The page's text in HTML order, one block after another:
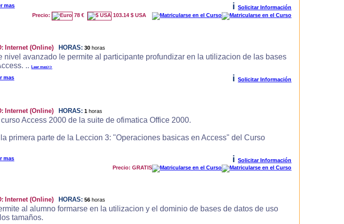
mas i
Solicitar Información
Precio:
78 € 103.14 $ USA
Internet (Online) HORAS: 30 horas
nivel avanzado le permite al participante profundizar en la utilizacion de las bases
..Leer mas>>
mas i Solicitar Información
Internet (Online) HORAS: 1 horas
Access 2000 de la suite de ofimatica Office 2000.
primera parte de la Leccion 3: "Operaciones basicas en Access" del Curso
mas i
Solicitar Información
Precio: GRATIS
Internet (Online) HORAS: 56 horas
al alumno formarse en la utilizacion y el dominio de bases de datos de uso
tamaños.